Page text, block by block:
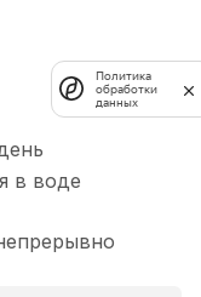
в воде
Политика
обработки
данных